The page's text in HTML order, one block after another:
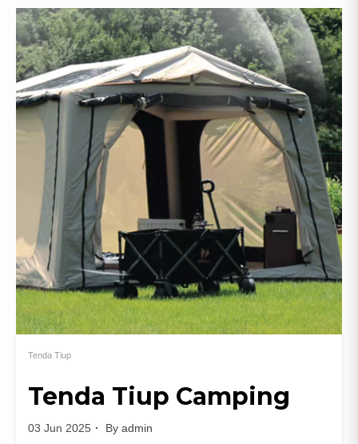
Tenda Tiup
Tenda Tiup Camping
03 Jun 2025 By admin